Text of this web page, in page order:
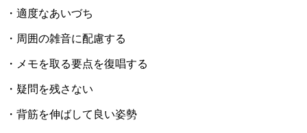
・適度なあいづち
・周囲の雑音に配慮する
・メモを取る要点を復唱する
・疑問を残さない
・背筋を伸ばして良い姿勢